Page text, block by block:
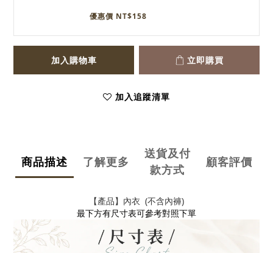
優惠價 NT$158
加入購物車 立即購買
加入追蹤清單
商品描述 了解更多
送貨及付
款方式
顧客評價
【產品】內衣 (不含內褲)
最下方有尺寸表可參考對照下單